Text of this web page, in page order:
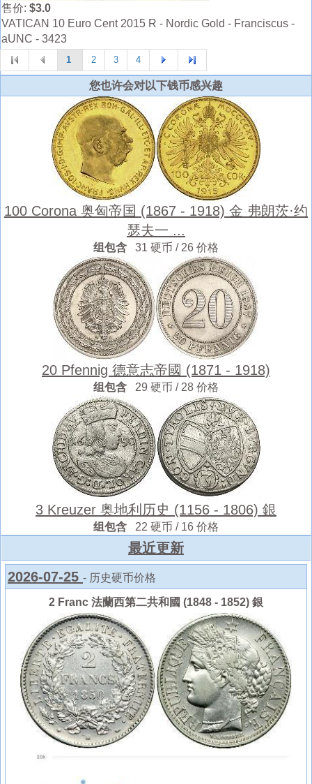
售价: $3.0
VATICAN 10 Euro Cent 2015 R - Nordic Gold - Franciscus -
aUNC - 3423
1 2 3 4
您也许会对以下钱币感兴趣
100 Corona 奥匈帝国 (1867 - 1918) 金 弗朗茨·约
瑟夫一 ...
组包含 31 硬币 / 26 价格
20 Pfennig 德意志帝國 (1871 - 1918)
组包含 29 硬币 / 28 价格
3 Kreuzer 奥地利历史 (1156 - 1806) 銀
组包含 22 硬币 / 16 价格
最近更新
2026-07-25 - 历史硬币价格
2 Franc 法蘭西第二共和國 (1848 - 1852) 銀